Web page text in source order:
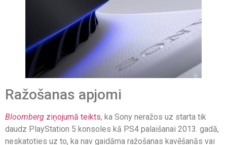
Ražošanas apjomi
Bloomberg ziņojumā teikts, ka Sony neražos uz starta tik
daudz PlayStation 5 konsoles kā PS4 palaišanai 2013. gadā,
neskatoties uz to, ka nav gaidāma ražošanas kavēšanās vai